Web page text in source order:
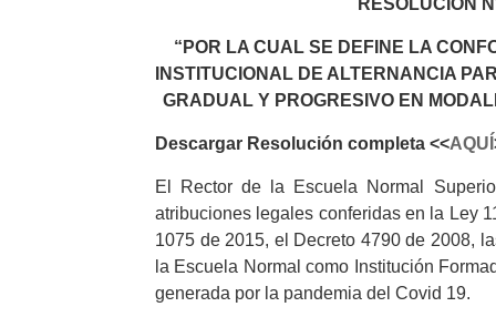
RESOLUCIÓN
“POR LA CUAL SE DEFINE LA
INSTITUCIONAL DE ALTERNANCIA
GRADUAL Y PROGRESIVO EN
Descargar Resolución completa <<AQUÍ
El Rector de la Escuela Normal
atribuciones legales conferidas en la Ley
1075 de 2015, el Decreto 4790 de 2008,
la Escuela Normal como Institución
generada por la pandemia del Covid 19.